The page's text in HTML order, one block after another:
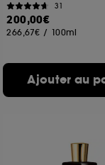
31
200,00€
266,67€ / 100ml
Ajouter au